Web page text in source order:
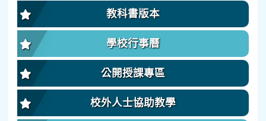
教科書版本
學校行事曆
公開授課專區
校外人士協助教學